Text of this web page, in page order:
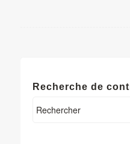
Recherche de